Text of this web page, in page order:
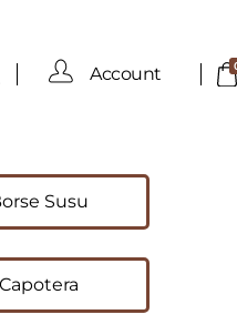
Account
Susu
Capotera